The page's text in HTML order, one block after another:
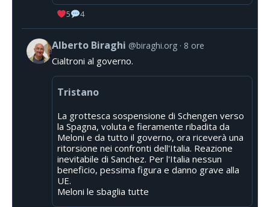
5 4
Alberto Biraghi @biraghi.org 8 ore
Cialtroni al governo.
Tristano
La grottesca sospensione di Schengen verso
la Spagna, voluta e fieramente ribadita da
Meloni e da tutto il governo, ora riceverà una
ritorsione nei confronti dell'Italia. Reazione
inevitabile di Sanchez. Per l'Italia nessun
beneficio, pessima figura e danno grave alla
UE.
Meloni le sbaglia tutte